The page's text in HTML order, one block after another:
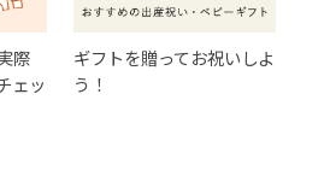
際
ェッ
ギフトを贈ってお祝いしよ
う！